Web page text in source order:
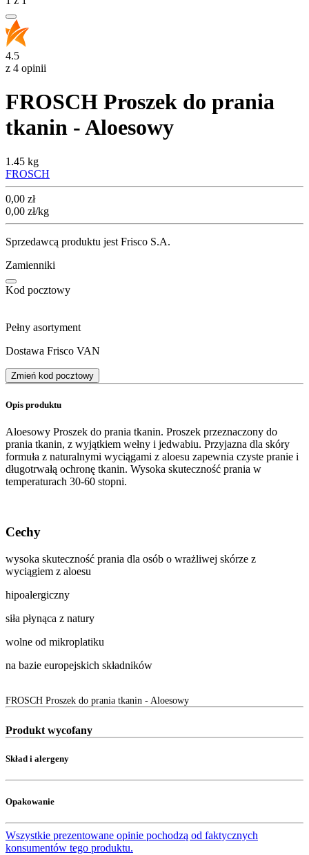
4.5
z 4 opinii
FROSCH Proszek do prania
tkanin - Aloesowy
1.45 kg
FROSCH
Cena
0,00 zł
0,00 zł/kg
Sprzedawcą produktu jest Frisco S.A.
Zamienniki
Kod pocztowy
Pełny asortyment
Dostawa Frisco VAN
Zmień kod pocztowy
Opis produktu
Aloesowy Proszek do prania tkanin. Proszek przeznaczony do
prania tkanin, z wyjątkiem wełny i jedwabiu. Przyjazna dla skóry
formuła z naturalnymi wyciągami z aloesu zapewnia czyste pranie i
długotrwałą ochronę tkanin. Wysoka skuteczność prania w
temperaturach 30-60 stopni.
Cechy
wysoka skuteczność prania dla osób o wrażliwej skórze z
wyciągiem z aloesu
hipoalergiczny
siła płynąca z natury
wolne od mikroplatiku
na bazie europejskich składników
FROSCH Proszek do prania tkanin - Aloesowy
Produkt wycofany
Skład i alergeny
Opakowanie
Wszystkie prezentowane opinie pochodzą od faktycznych
konsumentów tego produktu.